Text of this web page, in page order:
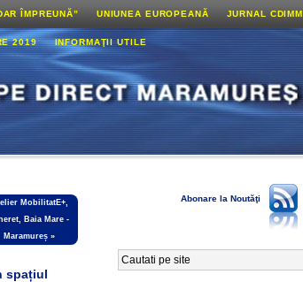
ÎMPREUNĂ” UNIUNEA EUROPEANĂ JURNAL CDIMM
2019 INFORMAŢII UTILE
MobilitatE+,
Baia Mare -
Maramureș »
spațiul
Abonare la Noutăţi